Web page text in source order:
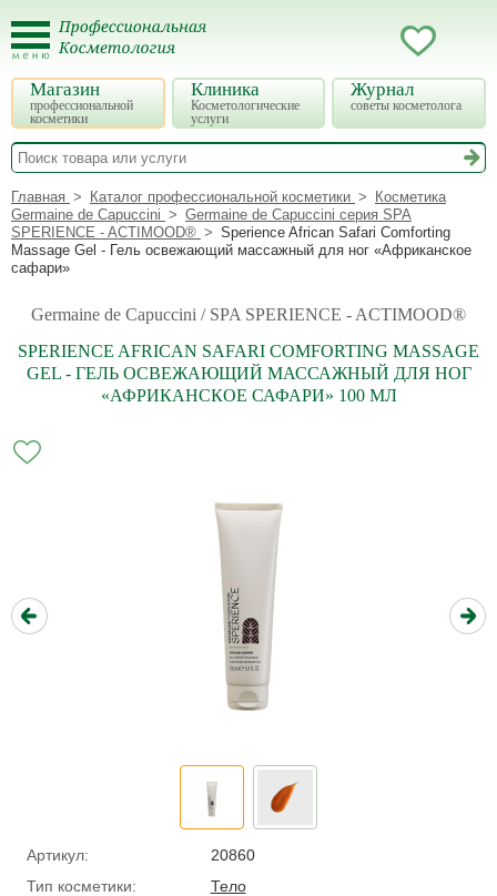
Магазин
профессиональной
косметики
Клиника
Косметологические
услуги
Журнал
советы косметолога
Главная Каталог профессиональной косметики
Косметика
Germaine de Capuccini
Germaine de Capuccini серия SPA
SPERIENCE - ACTIMOOD®
Sperience African Safari Comforting
Massage Gel - Гель освежающий массажный для ног «Африканское
сафари»
Germaine de Capuccini / SPA SPERIENCE - ACTIMOOD®
SPERIENCE AFRICAN SAFARI COMFORTING MASSAGE
GEL - ГЕЛЬ ОСВЕЖАЮЩИЙ МАССАЖНЫЙ ДЛЯ НОГ
«АФРИКАНСКОЕ САФАРИ» 100 МЛ
Артикул:
20860
Тип косметики:
Тело